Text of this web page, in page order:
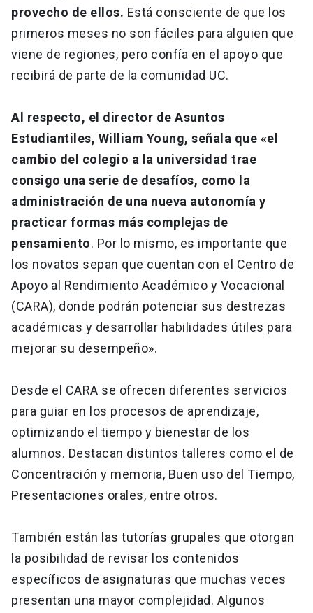
provecho de ellos. Está consciente de que los
primeros meses no son fáciles para alguien que
viene de regiones, pero confía en el apoyo que
recibirá de parte de la comunidad UC.
Al respecto, el director de Asuntos
Estudiantiles, William Young, señala que «el
cambio del colegio a la universidad trae
consigo una serie de desafíos, como la
administración de una nueva autonomía y
practicar formas más complejas de
pensamiento. Por lo mismo, es importante que
los novatos sepan que cuentan con el Centro de
Apoyo al Rendimiento Académico y Vocacional
(CARA), donde podrán potenciar sus destrezas
académicas y desarrollar habilidades útiles para
mejorar su desempeño».
Desde el CARA se ofrecen diferentes servicios
para guiar en los procesos de aprendizaje,
optimizando el tiempo y bienestar de los
alumnos. Destacan distintos talleres como el de
Concentración y memoria, Buen uso del Tiempo,
Presentaciones orales, entre otros.
También están las tutorías grupales que otorgan
la posibilidad de revisar los contenidos
específicos de asignaturas que muchas veces
presentan una mayor complejidad. Algunos